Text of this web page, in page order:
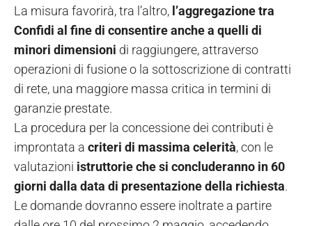
La misura favorirà, tra l’altro, l’aggregazione tra
Confidi al fine di consentire anche a quelli di
minori dimensioni di raggiungere, attraverso
operazioni di fusione o la sottoscrizione di contratti
di rete, una maggiore massa critica in termini di
garanzie prestate.
La procedura per la concessione dei contributi è
improntata a criteri di massima celerità, con le
valutazioni istruttorie che si concluderanno in 60
giorni dalla data di presentazione della richiesta.
Le domande dovranno essere inoltrate a partire